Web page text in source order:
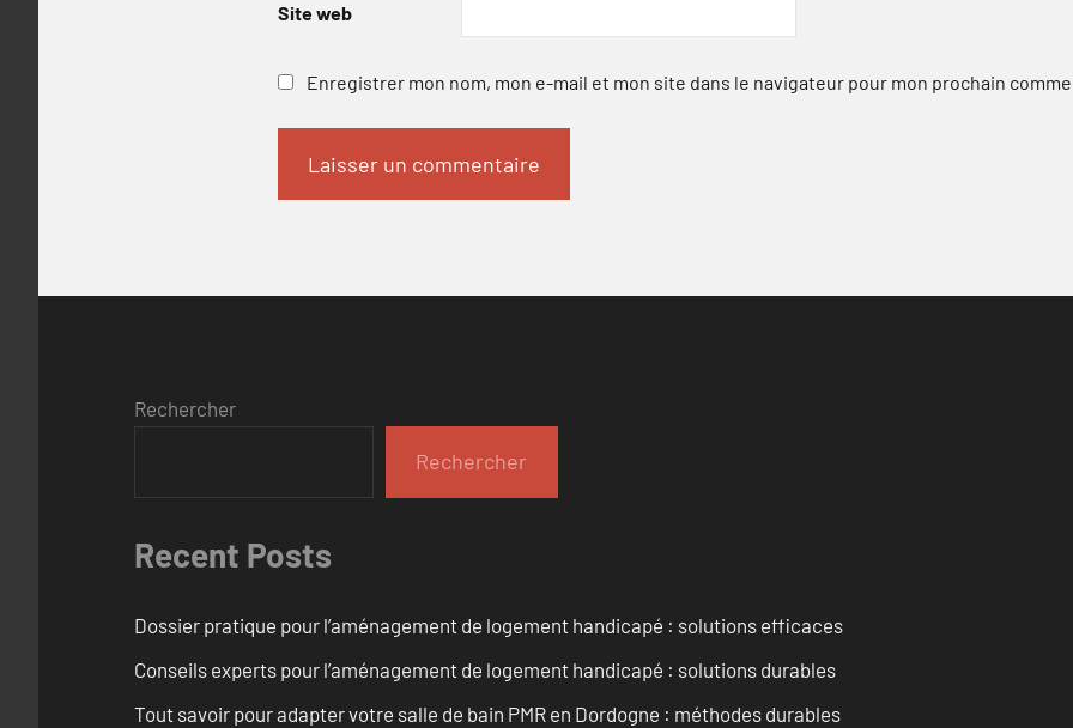
Site web
Enregistrer mon nom, mon e-mail et mon site dans le navigateur pour mon prochain
Rechercher
Rechercher
Recent Posts
Dossier pratique pour l’aménagement de logement handicapé : solutions efficaces
Conseils experts pour l’aménagement de logement handicapé : solutions durables
Tout savoir pour adapter votre salle de bain PMR en Dordogne : méthodes durables